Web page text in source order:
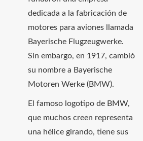
dedicada a la fabricación de
motores para aviones llamada
Bayerische Flugzeugwerke.
Sin embargo, en 1917, cambió
su nombre a Bayerische
Motoren Werke (BMW).
El famoso logotipo de BMW,
que muchos creen representa
una hélice girando, tiene sus